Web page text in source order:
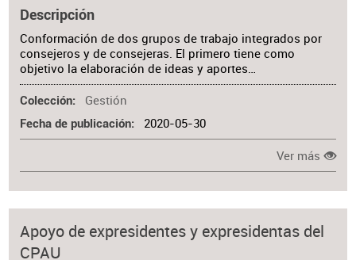
Descripción
Conformación de dos grupos de trabajo integrados por
consejeros y de consejeras. El primero tiene como
objetivo la elaboración de ideas y aportes…
Colección Gestión
Fecha de publicación 2020-05-30
Ver más
Apoyo de expresidentes y expresidentas del
CPAU